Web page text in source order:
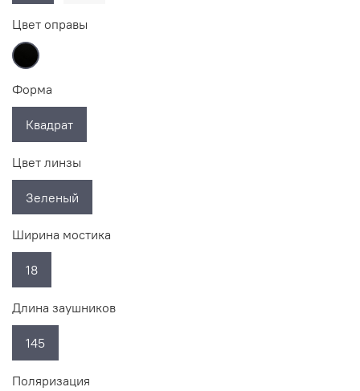
Цвет оправы
Форма
Квадрат
Цвет линзы
Зеленый
Ширина мостика
18
Длина заушников
145
Поляризация